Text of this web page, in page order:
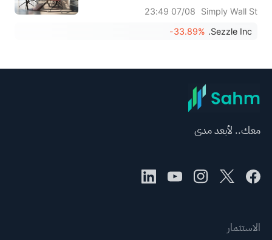
Simply Wall St
07/08 23:49
Sezzle Inc.
-33.89%
معك.. لأبعد مدى
الاستثمار